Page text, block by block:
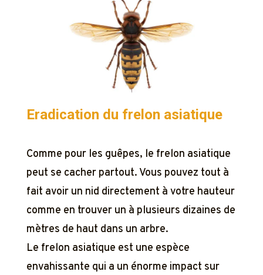
Eradication du frelon asiatique
Comme pour les guêpes, le frelon asiatique
peut se cacher partout. Vous pouvez tout à
fait avoir un nid directement à votre hauteur
comme en trouver un à plusieurs dizaines de
mètres de haut dans un arbre.
Le frelon asiatique est une espèce
envahissante qui a un énorme impact sur